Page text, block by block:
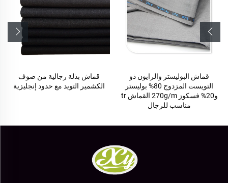
قماش البوليستر والرايون ذو
التويست المزدوج 80% بوليستر
و20% فسكوز 270g/m القماش tr
مناسب للرجال
قماش بذلة رجالية من صوف
الكشمير التويد مع حدود إنجليزية